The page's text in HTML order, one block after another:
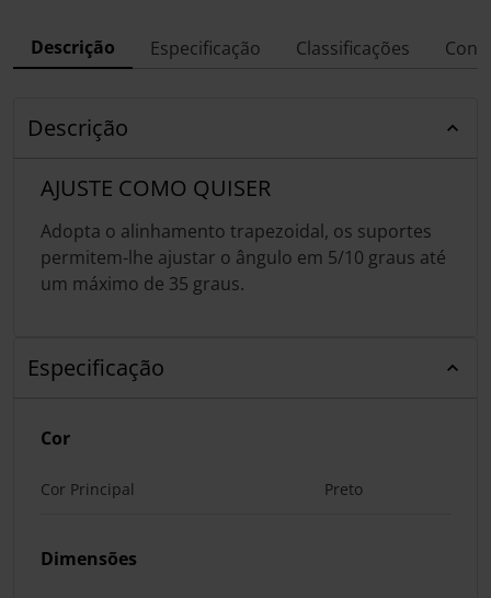
Descrição Especificação Classificações
Descrição
AJUSTE COMO QUISER
Adopta o alinhamento trapezoidal, os suportes
permitem-lhe ajustar o ângulo em 5/10 graus até
um máximo de 35 graus.
Especificação
Cor
Cor Principal Preto
Dimensões